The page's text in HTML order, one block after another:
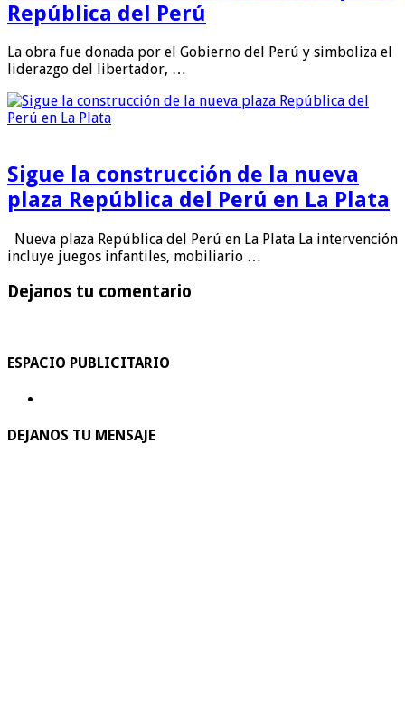
República del Perú
La obra fue donada por el Gobierno del Perú y simboliza el
liderazgo del libertador, …
Sigue la construcción de la nueva
plaza República del Perú en La Plata
Nueva plaza República del Perú en La Plata La intervención
incluye juegos infantiles, mobiliario …
Dejanos tu comentario
ESPACIO PUBLICITARIO
DEJANOS TU MENSAJE